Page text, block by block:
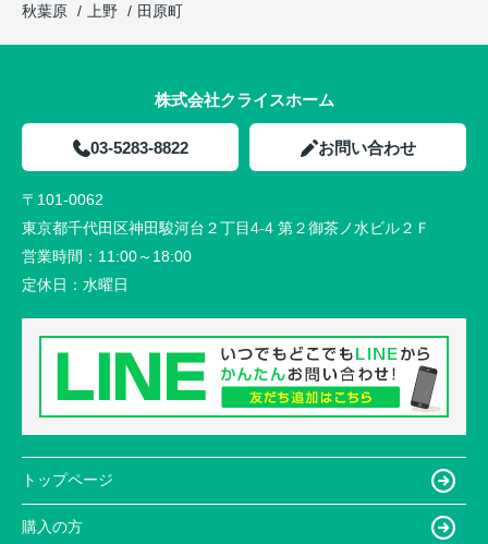
秋葉原
上野 田原町
株式会社クライスホーム
03-5283-8822 お問い合わせ
〒101-0062
東京都千代田区神田駿河台２丁目4-4 第２御茶ノ水ビル２Ｆ
営業時間： 11:00～18:00
定休日： 水曜日
トップページ
購入の方